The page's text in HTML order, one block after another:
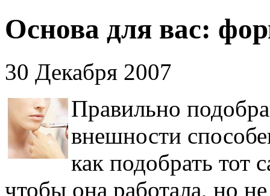
Основа для вас:
30 Декабря 2007
Правильно
внешности
как подобрать тот
чтобы она работала, но